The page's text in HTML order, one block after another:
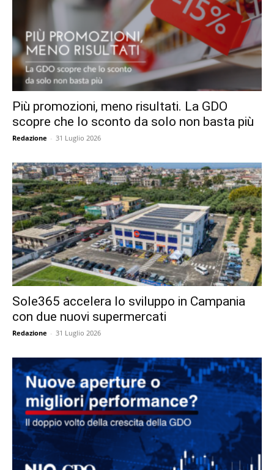
Più promozioni, meno risultati. La GDO
scopre che lo sconto da solo non basta più
Redazione - 31 Luglio 2026
Sole365 accelera lo sviluppo in Campania
con due nuovi supermercati
Redazione - 31 Luglio 2026